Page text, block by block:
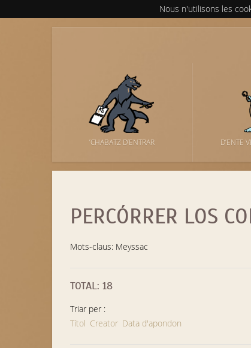
Nous n'utilisons les
’CHABATZ D’ENTRAR D’ENTE
PERCÓRRER LOS
Mots-claus: Meyssac
TOTAL: 18
Triar per :
Títol Creator Data d'apondon